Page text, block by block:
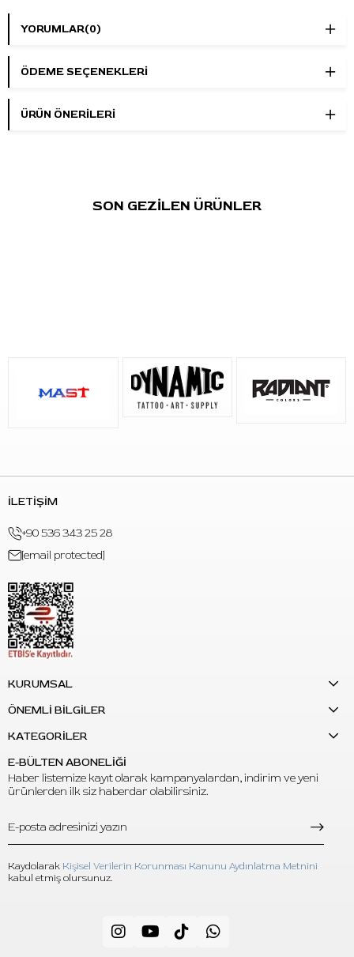
Öne Çıkan Özellikler
Ürün tipi:Grip sarıcı cover bant / grip sargı bezi
Renk:
Zümrüt yeşili
kullanılması stüdyo düzenini korumaya yardımcı olur.
Kullanılmayan ürünü kuru ve temiz bir alanda muhafaza ediniz.
C: Dövme makinesi grip bölümünü sarmak ve tutacak yüzeyini
çalışma alışkanlığına göre düzenlemek için kullanılır.
S: Ürün hangi renktir?
C: Ürün zümrüt yeşili renktedir.
C: Ürün 50mm ölçüsündedir.
S: Dövme stüdyolarında kullanılabilir mi?
C: Evet. Dövme makinesi grip sarımı ve setup hazırlığında
YORUMLAR(0)
ÖDEME SEÇENEKLERI
ÜRÜN ÖNERILERI
SON GEZİLEN ÜRÜNLER
İLETİŞİM
+90 536 343 25 28
[email protected]
KURUMSAL
ÖNEMLİ BİLGİLER
KATEGORİLER
E-BÜLTEN ABONELİĞİ
Haber listemize kayıt olarak kampanyalardan, indirim ve yeni
ürünlerden ilk siz haberdar olabilirsiniz.
Kaydolarak Kişisel Verilerin Korunması Kanunu Aydınlatma Metnini
kabul etmiş olursunuz.